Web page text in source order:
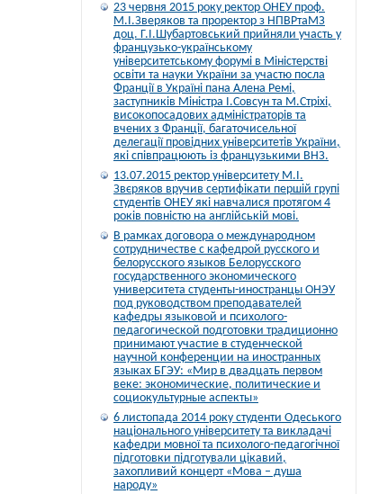
23 червня 2015 року ректор ОНЕУ проф.
М.І.Зверяков та проректор з НПВРтаМЗ
доц. Г.І.Шубартовський прийняли участь у
французько-українському
університетському форумі в Міністерстві
освіти та науки України за участю посла
Франції в Україні пана Алена Ремі,
заступників Міністра І.Совсун та М.Стріхі,
високопосадових адміністраторів та
вчених з Франції, багаточисельної
делегації провідних університетів України,
які співпрацюють із французькими ВНЗ.
13.07.2015 ректор університету М.І.
Звєряков вручив сертифікати першій групі
студентів ОНЕУ які навчалися протягом 4
років повністю на англійській мові.
В рамках договора о международном
сотрудничестве с кафедрой русского и
белорусского языков Белорусского
государственного экономического
университета студенты-иностранцы ОНЭУ
под руководством преподавателей
кафедры языковой и психолого-
педагогической подготовки традиционно
принимают участие в студенческой
научной конференции на иностранных
языках БГЭУ: «Мир в двадцать первом
веке: экономические, политические и
социокультурные аспекты»
6 листопада 2014 року студенти Одеського
національного університету та викладачі
кафедри мовної та психолого-педагогічної
підготовки підготували цікавий,
захопливий концерт «Мова – душа
народу»